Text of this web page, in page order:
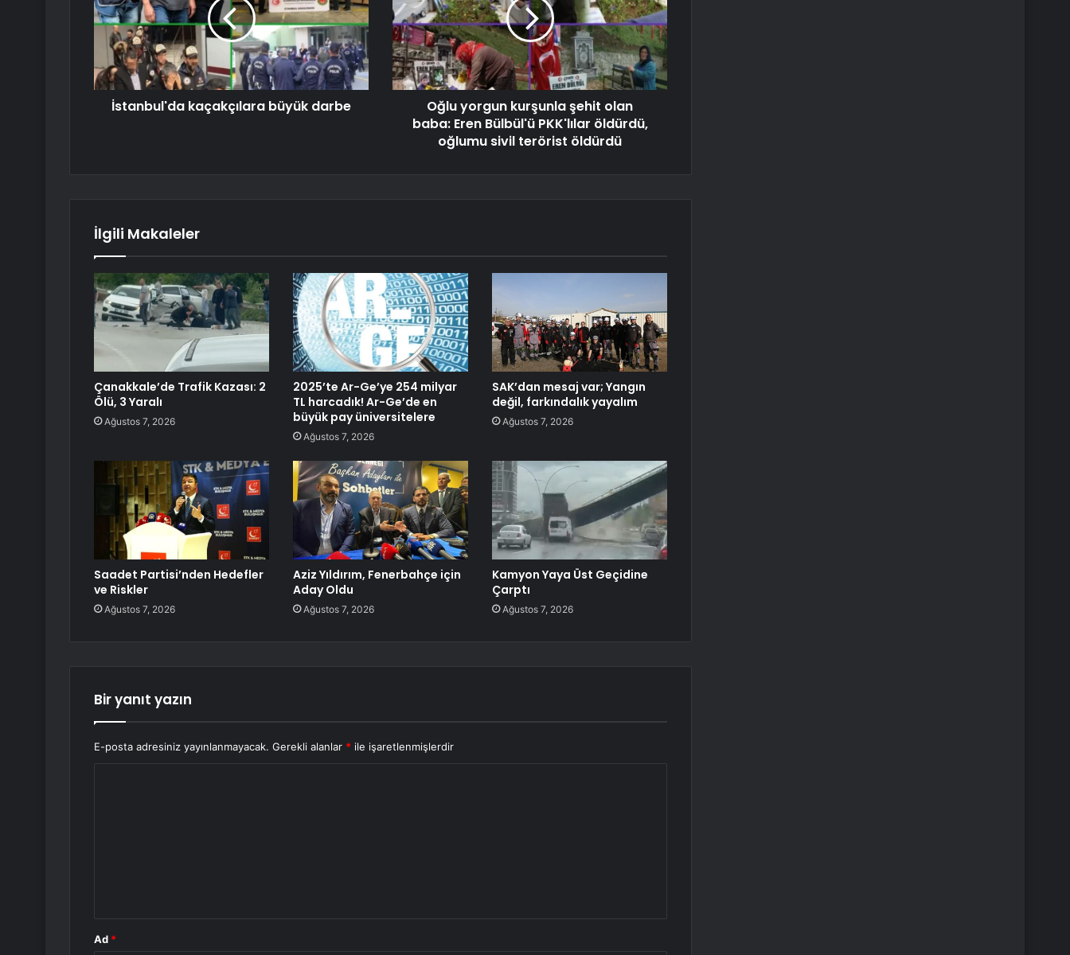
İstanbul'da kaçakçılara büyük darbe
Oğlu yorgun kurşunla şehit olan
baba: Eren Bülbül'ü PKK'lılar öldürdü,
oğlumu sivil terörist öldürdü
İlgili Makaleler
Çanakkale’de Trafik Kazası: 2
Ölü, 3 Yaralı
Ağustos 7, 2026
2025’te Ar-Ge’ye 254 milyar
TL harcadık! Ar-Ge’de en
büyük pay üniversitelere
Ağustos 7, 2026
SAK’dan mesaj var; Yangın
değil, farkındalık yayalım
Ağustos 7, 2026
Saadet Partisi’nden Hedefler
ve Riskler
Ağustos 7, 2026
Aziz Yıldırım, Fenerbahçe için
Aday Oldu
Ağustos 7, 2026
Kamyon Yaya Üst Geçidine
Çarptı
Ağustos 7, 2026
Bir yanıt yazın
E-posta adresiniz yayınlanmayacak. Gerekli alanlar * ile işaretlenmişlerdir
Ad *